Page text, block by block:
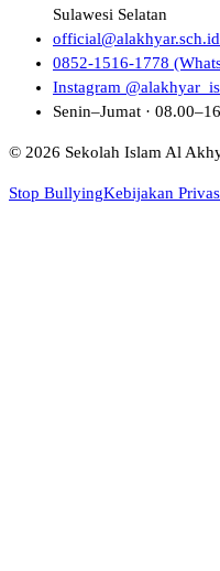
Sulawesi Selatan
official@alakhyar.sch.id
0852-1516-1778
Instagram @alakhyar_is
Senin–Jumat ·
© 2026 Sekolah Islam Al
Stop BullyingKebijakan